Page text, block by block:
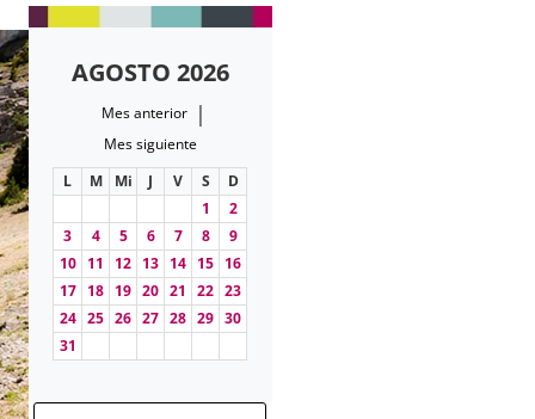
AGOSTO 2026
Mes anterior |
Mes siguiente
L
M Mi J V S
D
1
2
3
4 5 6 7 8
9
10 11 12 13 14 15 16
17 18 19 20 21 22 23
24 25 26 27 28 29 30
31